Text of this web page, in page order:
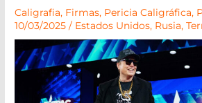
Caligrafia, Firmas, Pericia Caligráfica,
10/03/2025/ Estados Unidos, Rusia,